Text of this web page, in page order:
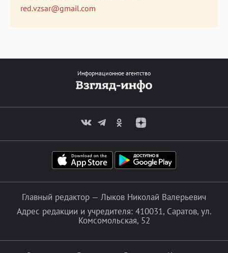
red.vzsar@gmail.com
Информационное агентство
Главный редактор — Лыков Николай Валерьевич
Адрес редакции и учредителя: 410031, Саратов, ул.
Комсомольская, 52